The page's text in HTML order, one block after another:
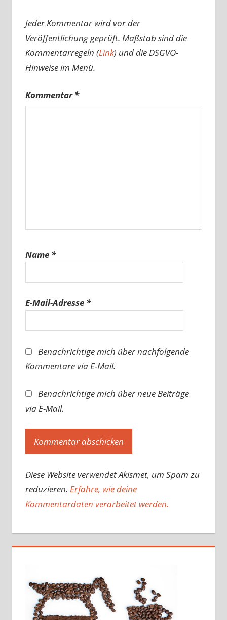
Jeder Kommentar wird vor der
Veröffentlichung geprüft. Maßstab sind die
Kommentarregeln (Link) und die DSGVO-
Hinweise im Menü.
Kommentar*
Name *
E-Mail-Adresse *
Benachrichtige mich über nachfolgende
Kommentare via E-Mail.
Benachrichtige mich über neue Beiträge
via E-Mail.
Diese Website verwendet Akismet, um Spam zu
reduzieren. Erfahre, wie deine
Kommentardaten verarbeitet werden.